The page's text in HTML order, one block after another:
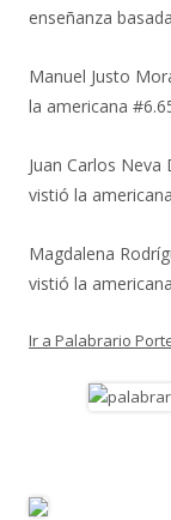
enseñanza
Manuel Justo
la americana
Juan Carlos Neva
vistió la
Magdalena
vistió la
Ir a Palabrario